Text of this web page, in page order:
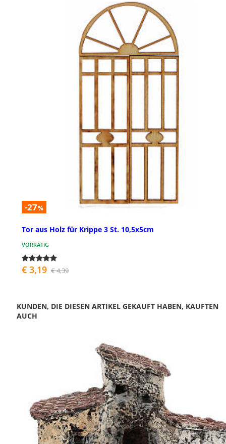
-27%
Tor aus Holz für Krippe 3 St. 10,5x5cm
VORRÄTIG
€ 3,19 € 4,39
KUNDEN, DIE DIESEN ARTIKEL GEKAUFT HABEN, KAUFTEN
AUCH